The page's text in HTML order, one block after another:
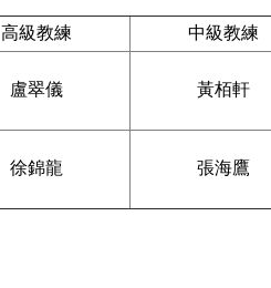
高級教練
中級教練
盧翠儀 黃栢軒
徐錦龍 張海鷹